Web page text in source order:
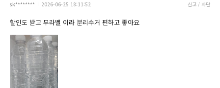
sk******** 2026-06-25 18:11:52 신고 / 차단
할인도 받고 무라벨 이라 분리수거 편하고 좋아요